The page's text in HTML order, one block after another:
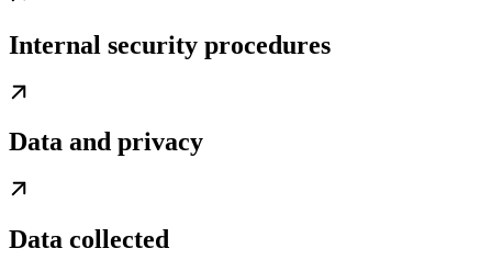
Internal security procedures
Data and privacy
Data collected